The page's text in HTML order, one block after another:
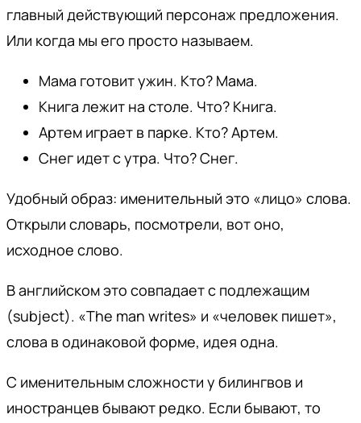
главный действующий персонаж предложения.
Или когда мы его просто называем.
Мама готовит ужин. Кто? Мама.
Книга лежит на столе. Что? Книга.
Артем играет в парке. Кто? Артем.
Снег идет с утра. Что? Снег.
Удобный образ: именительный это «лицо» слова.
Открыли словарь, посмотрели, вот оно,
исходное слово.
В английском это совпадает с подлежащим
(subject). «The man writes» и «человек пишет»,
слова в одинаковой форме, идея одна.
С именительным сложности у билингвов и
иностранцев бывают редко. Если бывают, то